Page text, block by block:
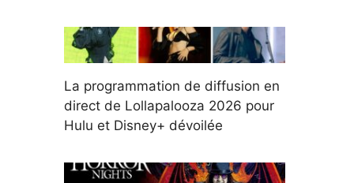
La programmation de diffusion en
direct de Lollapalooza 2026 pour
Hulu et Disney+ dévoilée